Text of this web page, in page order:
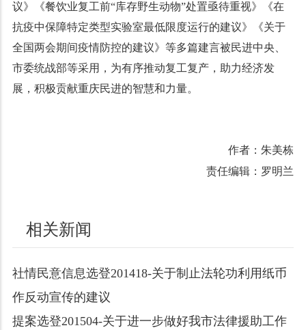
议》《餐饮业复工前“库存野生动物”处置亟待重视》《在
抗疫中保障特定类型实验室最低限度运行的建议》《关于
全国两会期间疫情防控的建议》等多篇建言被民进中央、
市委统战部等采用，为有序推动复工复产，助力经济发
展，积极贡献重庆民进的智慧和力量。
作者：朱美栋
责任编辑：罗明兰
相关新闻
社情民意信息选登201418-关于制止法轮功利用纸币
作反动宣传的建议
提案选登201504-关于进一步做好我市法律援助工作